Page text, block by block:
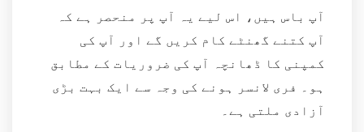
آپ باس ہیں، اس لیے یہ آپ پر منحصر ہے کہ
آپ کتنے گھنٹے کام کریں گے اور آپ کی
کمپنی کا ڈھانچہ آپ کی ضروریات کے مطابق
ہو۔ فری لانسر ہونے کی وجہ سے ایک بہت بڑی
آزادی ملتی ہے۔